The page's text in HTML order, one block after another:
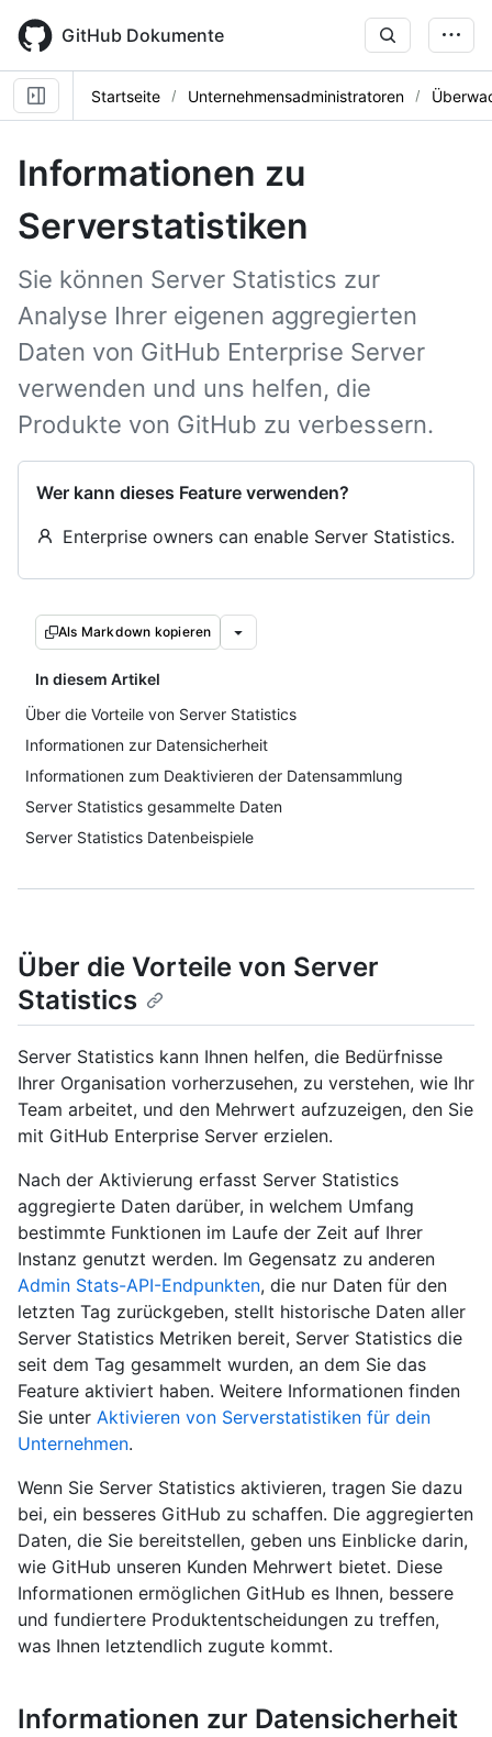
main
content
GitHub Dokumente
Startseite Unternehmensadministratoren
Informationen zu
Serverstatistiken
Sie können Server Statistics zur
Analyse Ihrer eigenen aggregierten
Daten von GitHub Enterprise Server
verwenden und uns helfen, die
Produkte von GitHub zu verbessern.
Wer kann dieses Feature verwenden?
Enterprise owners can enable Server Statistics.
Als Markdown kopieren
In diesem Artikel
Über die Vorteile von Server Statistics
Informationen zur Datensicherheit
Informationen zum Deaktivieren der Datensammlung
Server Statistics gesammelte Daten
Server Statistics Datenbeispiele
Über die Vorteile von Server
Statistics
Server Statistics kann Ihnen helfen, die Bedürfnisse
Ihrer Organisation vorherzusehen, zu verstehen, wie Ihr
Team arbeitet, und den Mehrwert aufzuzeigen, den Sie
mit GitHub Enterprise Server erzielen.
Nach der Aktivierung erfasst Server Statistics
aggregierte Daten darüber, in welchem Umfang
bestimmte Funktionen im Laufe der Zeit auf Ihrer
Instanz genutzt werden. Im Gegensatz zu anderen
Admin Stats-API-Endpunkten, die nur Daten für den
letzten Tag zurückgeben, stellt historische Daten aller
Server Statistics Metriken bereit, Server Statistics die
seit dem Tag gesammelt wurden, an dem Sie das
Feature aktiviert haben. Weitere Informationen finden
Sie unter Aktivieren von Serverstatistiken für dein
Unternehmen.
Wenn Sie Server Statistics aktivieren, tragen Sie dazu
bei, ein besseres GitHub zu schaffen. Die aggregierten
Daten, die Sie bereitstellen, geben uns Einblicke darin,
wie GitHub unseren Kunden Mehrwert bietet. Diese
Informationen ermöglichen GitHub es Ihnen, bessere
und fundiertere Produktentscheidungen zu treffen,
was Ihnen letztendlich zugute kommt.
Informationen zur Datensicherheit